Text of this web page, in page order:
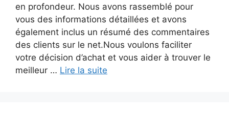
en profondeur. Nous avons rassemblé pour
vous des informations détaillées et avons
également inclus un résumé des commentaires
des clients sur le net.Nous voulons faciliter
votre décision d’achat et vous aider à trouver le
meilleur … Lire la suite